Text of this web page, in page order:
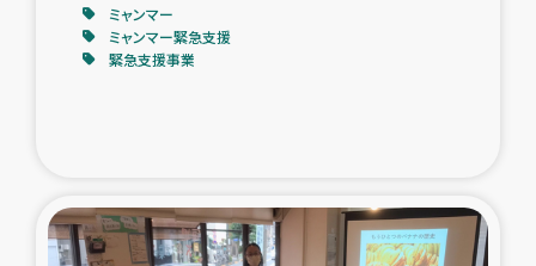
ミャンマー緊急支援
ミャンマー
ミャンマー緊急支援
緊急支援事業